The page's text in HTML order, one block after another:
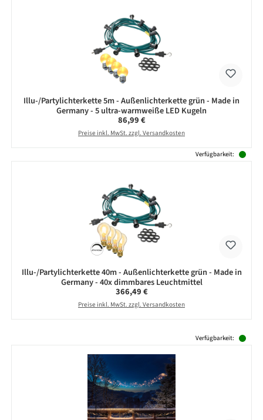
Illu-/Partylichterkette 5m - Außenlichterkette grün - Made in
Germany - 5 ultra-warmweiße LED Kugeln
Regulärer Preis:
86,99 €
Preise inkl. MwSt. zzgl. Versandkosten
Verfügbarkeit:
Illu-/Partylichterkette 40m - Außenlichterkette grün - Made in
Germany - 40x dimmbares Leuchtmittel
Regulärer Preis:
366,49 €
Preise inkl. MwSt. zzgl. Versandkosten
Verfügbarkeit: